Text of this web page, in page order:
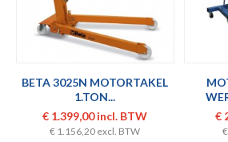
BETA 3025N MOTORTAKEL
1.TON...
€ 1.399,00 incl. BTW
€ 1.156,20 excl. BTW
€